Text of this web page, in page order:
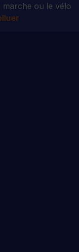
marche ou le vélo